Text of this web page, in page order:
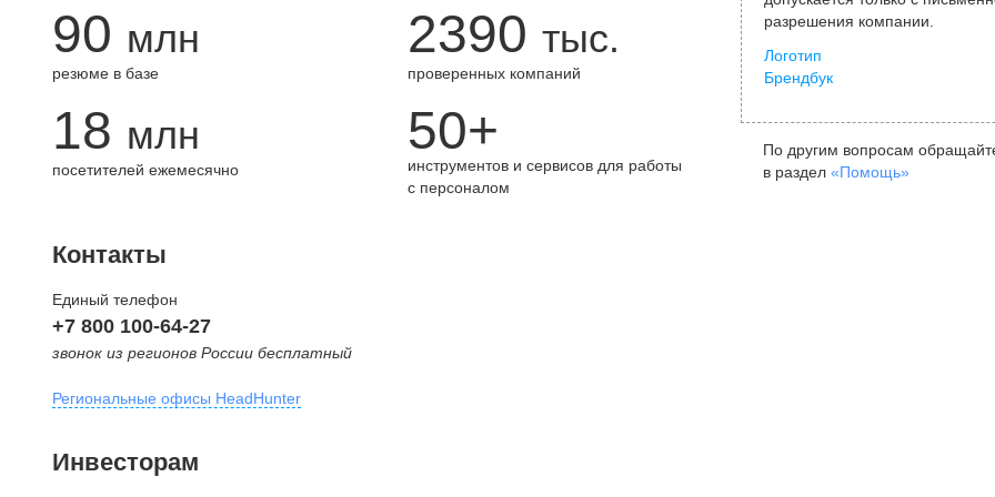
90 млн
резюме в базе
2390 тыс.
проверенных компаний
18 млн
посетителей ежемесячно
50+
инструментов и сервисов для работы
с персоналом
разрешения компании.
Логотип
Брендбук
По другим вопросам
в раздел «Помощь»
Контакты
Единый телефон
+7 800 100-64-27
звонок из регионов России бесплатный
Региональные офисы HeadHunter
внутригородская территория
Инвесторам